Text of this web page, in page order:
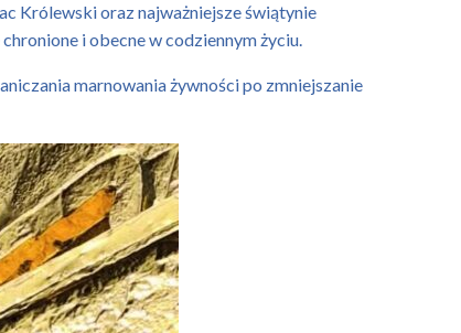
Królewski oraz najważniejsze świątynie
i obecne w codziennym życiu.
marnowania żywności po zmniejszanie